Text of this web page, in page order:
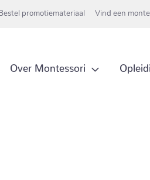
Bestel promotiemateriaal Vind een
Over Montessori